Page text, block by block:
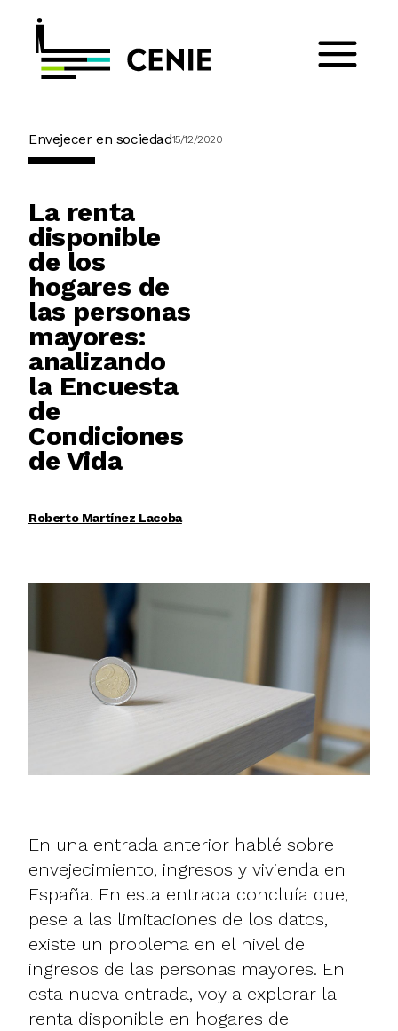
Envejecer en sociedad15/12/2020
La renta
disponible
de los
hogares de
las personas
mayores:
analizando
la Encuesta
de
Condiciones
de Vida
Roberto Martínez Lacoba
En una entrada anterior hablé sobre
envejecimiento, ingresos y vivienda en
España. En esta entrada concluía que,
pese a las limitaciones de los datos,
existe un problema en el nivel de
ingresos de las personas mayores. En
esta nueva entrada, voy a explorar la
renta disponible en hogares de